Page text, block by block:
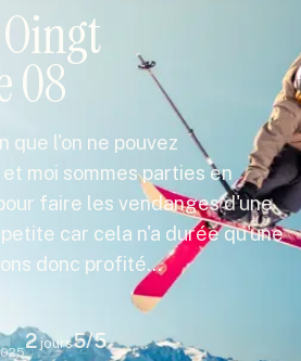
Oingt
08
que l'on ne pouvez
et moi sommes parties en
faire les vendanges d'une
car cela n'a durée qu'une
donc profité…
2jours5/5